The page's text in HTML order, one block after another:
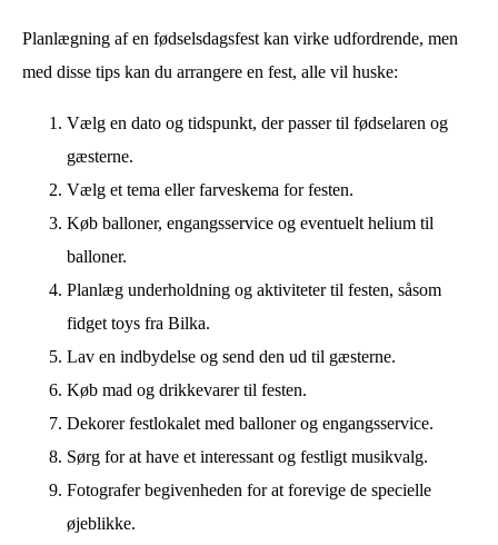
Planlægning af en fødselsdagsfest kan virke udfordrende, men
med disse tips kan du arrangere en fest, alle vil huske:
Vælg en dato og tidspunkt, der passer til fødselaren og
gæsterne.
Vælg et tema eller farveskema for festen.
Køb balloner, engangsservice og eventuelt helium til
balloner.
Planlæg underholdning og aktiviteter til festen, såsom
fidget toys fra Bilka.
Lav en indbydelse og send den ud til gæsterne.
Køb mad og drikkevarer til festen.
Dekorer festlokalet med balloner og engangsservice.
Sørg for at have et interessant og festligt musikvalg.
Fotografer begivenheden for at forevige de specielle
øjeblikke.